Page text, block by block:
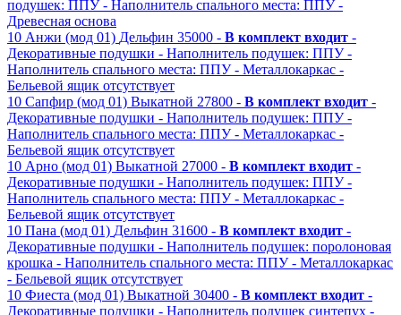
подушек: ППУ - Наполнитель спального места: ППУ -
Древесная основа
10 Анжи (мод 01) Дельфин 35000 - В комплект входит -
Декоративные подушки - Наполнитель подушек: ППУ -
Наполнитель спального места: ППУ - Металлокаркас -
Бельевой ящик отсутствует
10 Сапфир (мод 01) Выкатной 27800 - В комплект входит -
Декоративные подушки - Наполнитель подушек: ППУ -
Наполнитель спального места: ППУ - Металлокаркас -
Бельевой ящик отсутствует
10 Арно (мод 01) Выкатной 27000 - В комплект входит -
Декоративные подушки - Наполнитель подушек: ППУ -
Наполнитель спального места: ППУ - Металлокаркас -
Бельевой ящик отсутствует
10 Пана (мод 01) Дельфин 31600 - В комплект входит -
Декоративные подушки - Наполнитель подушек: поролоновая
крошка - Наполнитель спального места: ППУ - Металлокаркас
- Бельевой ящик отсутствует
10 Фиеста (мод 01) Выкатной 30400 - В комплект входит -
Декоративные подушки - Наполнитель подушек синтепух -